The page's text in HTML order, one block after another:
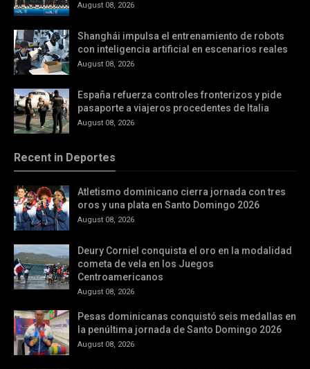
August 08, 2026
Shanghái impulsa el entrenamiento de robots
con inteligencia artificial en escenarios reales
August 08, 2026
España refuerza controles fronterizos y pide
pasaporte a viajeros procedentes de Italia
August 08, 2026
Recent in Deportes
Atletismo dominicano cierra jornada con tres
oros y una plata en Santo Domingo 2026
August 08, 2026
Deury Corniel conquista el oro en la modalidad
cometa de vela en los Juegos
Centroamericanos
August 08, 2026
Pesas dominicanas conquistó seis medallas en
la penúltima jornada de Santo Domingo 2026
August 08, 2026